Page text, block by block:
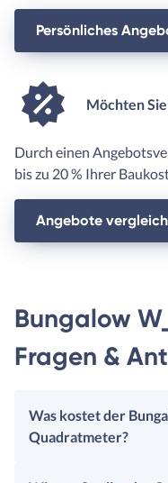
Persönliches
Möchten
Durch einen
bis zu 20 % Ihrer
Angebote
Bungalow
Fragen &
Was kostet der
Quadratmeter?